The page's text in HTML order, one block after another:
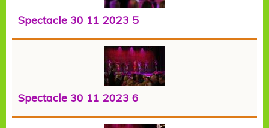
Spectacle 30 11 2023 5
Spectacle 30 11 2023 6